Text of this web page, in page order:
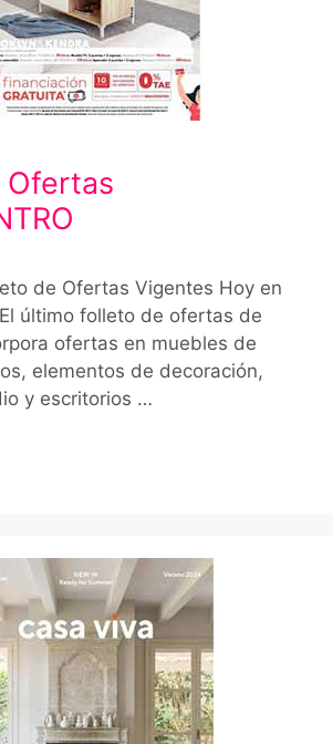
Ofertas
de Ofertas Vigentes Hoy en
El último folleto de ofertas de
ofertas en muebles de
elementos de decoración,
y escritorios …